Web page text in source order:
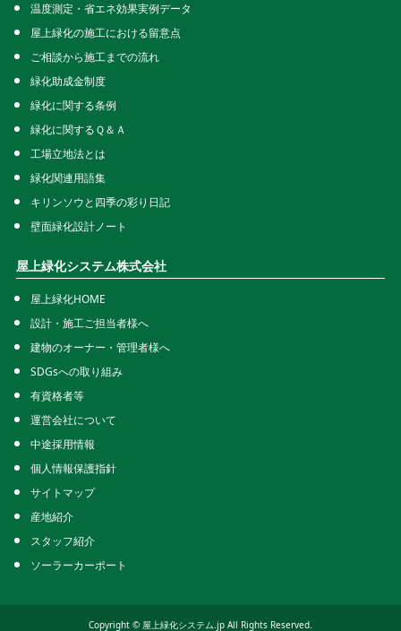
温度測定・省エネ効果実例データ
屋上緑化の施工における留意点
ご相談から施工までの流れ
緑化助成金制度
緑化に関する条例
緑化に関するＱ＆Ａ
工場立地法とは
緑化関連用語集
キリンソウと四季の彩り日記
壁面緑化設計ノート
屋上緑化システム株式会社
屋上緑化HOME
設計・施工ご担当者様へ
建物のオーナー・管理者様へ
SDGsへの取り組み
有資格者等
運営会社について
中途採用情報
個人情報保護指針
サイトマップ
産地紹介
スタッフ紹介
ソーラーカーポート
Copyright © 屋上緑化システム.jp All Rights Reserved.